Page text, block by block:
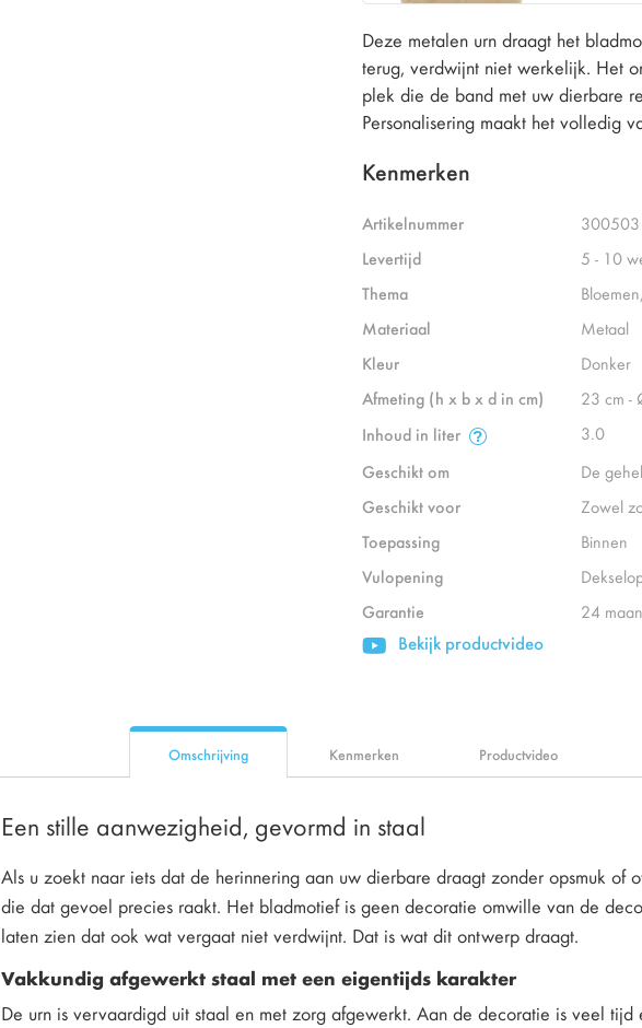
Deze metalen urn draagt het
terug, verdwijnt niet werkelijk. Het
plek die de band met uw dierbare
Personalisering maakt het volledig
Kenmerken
Artikelnummer
300503
Levertijd
5 - 10
Thema
Materiaal
Metaal
Kleur
Donker
Afmeting (h x b x d in cm)
23 cm -
Inhoud in liter
3.0
Geschikt om
De
Geschikt voor
Zowel
Toepassing
Binnen
Vulopening
Garantie
24
Bekijk productvideo
Omschrijving
Een stille aanwezigheid, gevormd in staal
Als u zoekt naar iets dat de herinnering aan uw dierbare draagt zonder opsmuk of
die dat gevoel precies raakt. Het bladmotief is geen decoratie omwille van de
laten zien dat ook wat vergaat niet verdwijnt. Dat is wat dit ontwerp draagt.
Vakkundig afgewerkt staal met een eigentijds karakter
De urn is vervaardigd uit staal en met zorg afgewerkt. Aan de decoratie is veel
Kenmerken Productvideo